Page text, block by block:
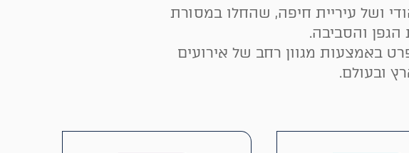
ושל עיריית חיפה, שהחלו במסורת
באמצעות מגוון רחב של אירועים
ובעולם.